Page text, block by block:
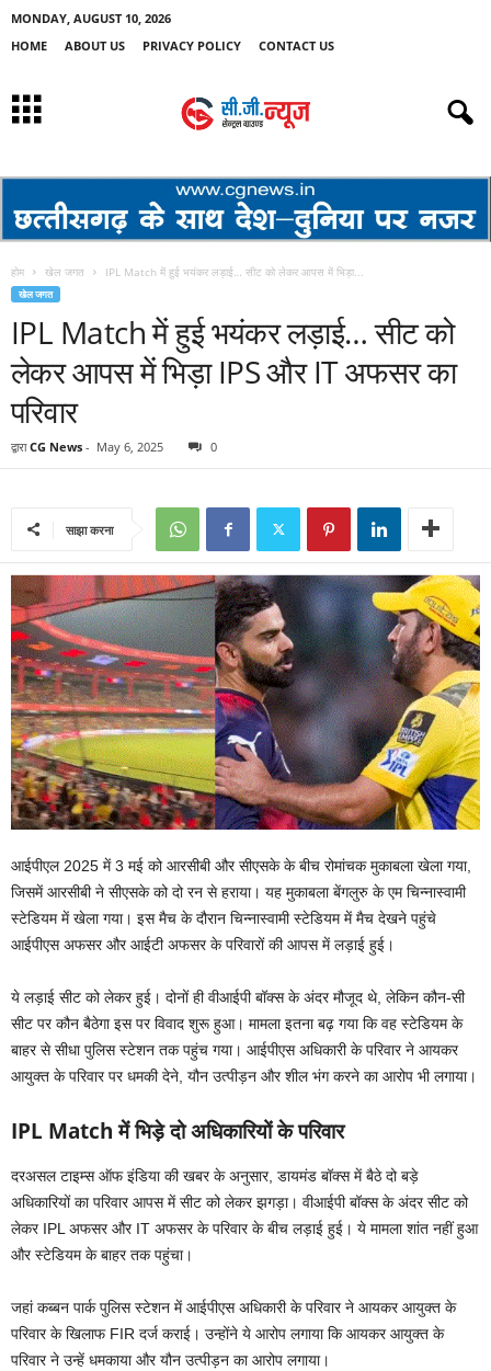
MONDAY, AUGUST 10, 2026
HOME
ABOUT US PRIVACY POLICY CONTACT US
होम खेल जगत IPL Match में हुई भयंकर लड़ाई… सीट को लेकर आपस में भिड़ा...
खेल जगत
IPL Match में हुई भयंकर लड़ाई… सीट को
लेकर आपस में भिड़ा IPS और IT अफसर का
परिवार
द्वारा CG News - May 6, 2025 0
साझा करना
आईपीएल 2025 में 3 मई को आरसीबी और सीएसके के बीच रोमांचक मुकाबला खेला गया,
जिसमें आरसीबी ने सीएसके को दो रन से हराया। यह मुकाबला बेंगलुरु के एम चिन्नास्वामी
स्टेडियम में खेला गया। इस मैच के दौरान चिन्नास्वामी स्टेडियम में मैच देखने पहुंचे
आईपीएस अफसर और आईटी अफसर के परिवारों की आपस में लड़ाई हुई।
ये लड़ाई सीट को लेकर हुई। दोनों ही वीआईपी बॉक्स के अंदर मौजूद थे, लेकिन कौन-सी
सीट पर कौन बैठेगा इस पर विवाद शुरू हुआ। मामला इतना बढ़ गया कि वह स्टेडियम के
बाहर से सीधा पुलिस स्टेशन तक पहुंच गया। आईपीएस अधिकारी के परिवार ने आयकर
आयुक्त के परिवार पर धमकी देने, यौन उत्पीड़न और शील भंग करने का आरोप भी लगाया।
IPL Match में भिड़े दो अधिकारियों के परिवार
दरअसल टाइम्स ऑफ इंडिया की खबर के अनुसार, डायमंड बॉक्स में बैठे दो बड़े
अधिकारियों का परिवार आपस में सीट को लेकर झगड़ा। वीआईपी बॉक्स के अंदर सीट को
लेकर IPL अफसर और IT अफसर के परिवार के बीच लड़ाई हुई। ये मामला शांत नहीं हुआ
और स्टेडियम के बाहर तक पहुंचा।
जहां कब्बन पार्क पुलिस स्टेशन में आईपीएस अधिकारी के परिवार ने आयकर आयुक्त के
परिवार के खिलाफ FIR दर्ज कराई। उन्होंने ये आरोप लगाया कि आयकर आयुक्त के
परिवार ने उन्हें धमकाया और यौन उत्पीड़न का आरोप लगाया।